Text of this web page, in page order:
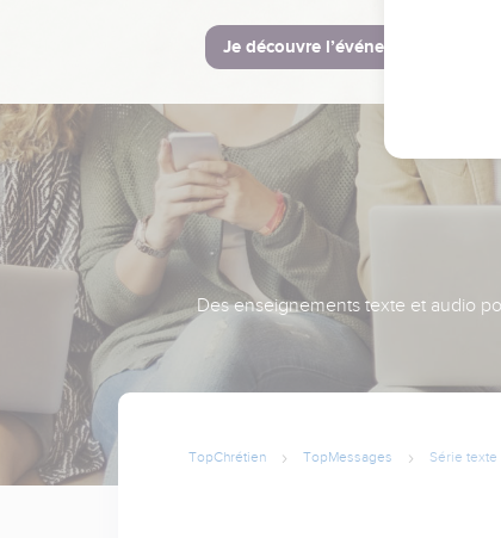
Je découvre l’événement
Des enseignements texte et audio
TopChrétien TopMessages Série texte